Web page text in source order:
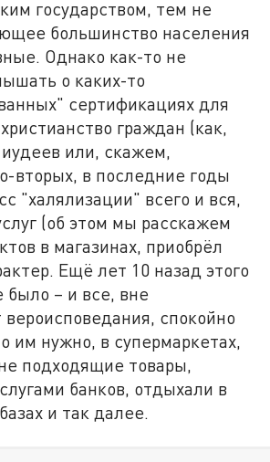
государством, тем не
большинство населения
Однако как-то не
о каких-то
сертификациях для
граждан (как,
или, скажем,
вторых, в последние годы
"халялизации" всего и вся,
(об этом мы расскажем
в магазинах, приобрёл
Ещё лет 10 назад этого
было – и все, вне
вероисповедания, спокойно
им нужно, в супермаркетах,
подходящие товары,
банков, отдыхали в
и так далее.